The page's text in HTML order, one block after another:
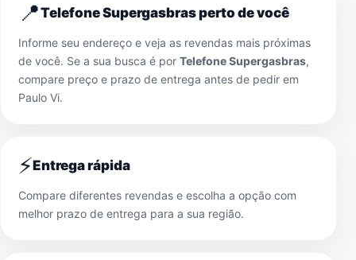
📍Telefone Supergasbras perto de você
Informe seu endereço e veja as revendas mais próximas
de você. Se a sua busca é por Telefone Supergasbras,
compare preço e prazo de entrega antes de pedir em
Paulo Vi.
⚡Entrega rápida
Compare diferentes revendas e escolha a opção com
melhor prazo de entrega para a sua região.